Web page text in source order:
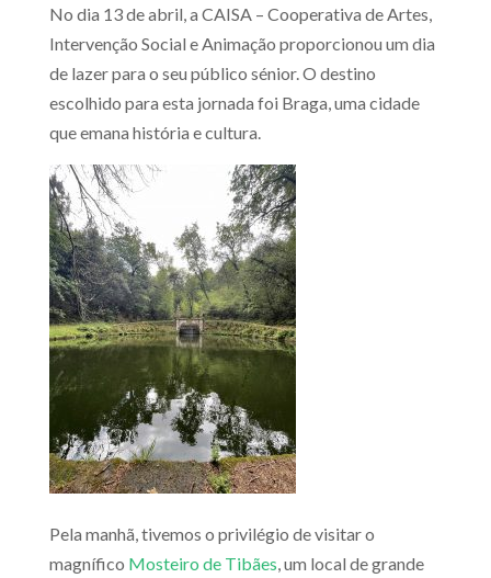
No dia 13 de abril, a CAISA – Cooperativa de Artes,
Intervenção Social e Animação proporcionou um dia
de lazer para o seu público sénior. O destino
escolhido para esta jornada foi Braga, uma cidade
que emana história e cultura.
Pela manhã, tivemos o privilégio de visitar o
magnífico Mosteiro de Tibães, um local de grande